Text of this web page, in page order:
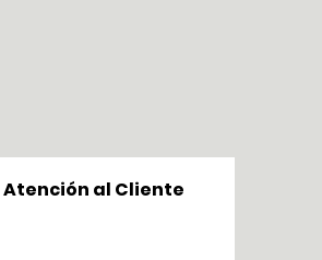
Atención al Cliente